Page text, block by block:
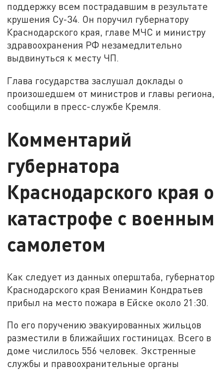
поддержку всем пострадавшим в результате
крушения Су-34. Он поручил губернатору
Краснодарского края, главе МЧС и министру
здравоохранения РФ незамедлительно
выдвинуться к месту ЧП.
Глава государства заслушал доклады о
произошедшем от министров и главы региона,
сообщили в пресс-службе Кремля.
Комментарий
губернатора
Краснодарского края о
катастрофе с военным
самолетом
Как следует из данных оперштаба, губернатор
Краснодарского края Вениамин Кондратьев
прибыл на место пожара в Ейске около 21:30.
По его поручению эвакуированных жильцов
разместили в ближайших гостиницах. Всего в
доме числилось 556 человек. Экстренные
службы и правоохранительные органы